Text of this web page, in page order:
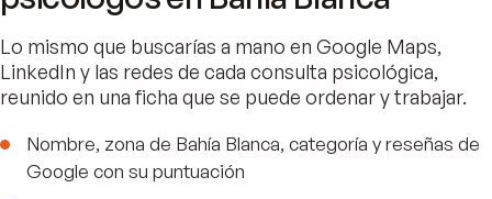
Lo mismo que buscarías a mano en Google Maps,
LinkedIn y las redes de cada consulta psicológica,
reunido en una ficha que se puede ordenar y trabajar.
Nombre, zona de Bahía Blanca, categoría y reseñas de
Google con su puntuación